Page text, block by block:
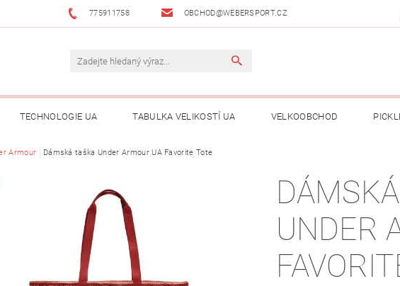
775911758 OBCHOD@WEBERSPORT.CZ
TECHNOLOGIE UA TABULKA VELIKOSTÍ UA VELKOOBCHOD
Armour Dámská taška Under Armour UA Favorite Tote
UNDER